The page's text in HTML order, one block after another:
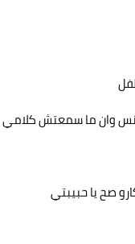
وان ما سمعتش كلامي
صح يا حبيبتي